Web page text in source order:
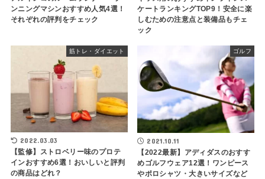
ンニングマシンおすすめ人気4選！
それぞれの評判をチェック
ケートランキングTOP9！安全に楽
しむための注意点と装備品もチェ
ック
筋トレ・ダイエット
2022.03.03
【監修】ストロベリー味のプロテ
インおすすめ6選！おいしいと評判
の商品はどれ？
ゴルフ
2021.10.11
【2022最新】アディダスのおすす
めゴルフウェア12選！ワンピース
やポロシャツ・大きいサイズなど